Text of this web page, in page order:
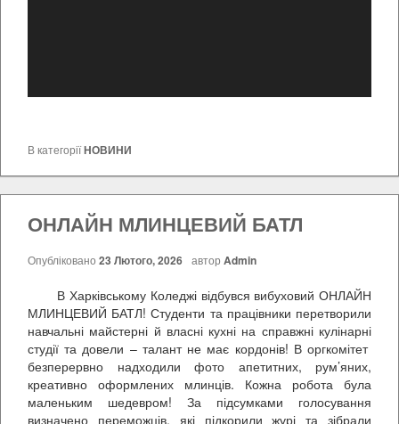
В категоріїНОВИНИ
ОНЛАЙН МЛИНЦЕВИЙ БАТЛ
Опубліковано 23 Лютого, 2026 автор Admin
В Харківському Коледжі відбувся вибуховий ОНЛАЙН
МЛИНЦЕВИЙ БАТЛ! Студенти та працівники перетворили
навчальні майстерні й власні кухні на справжні кулінарні
студії та довели – талант не має кордонів! В оргкомітет
безперервно надходили фото апетитних, рум’яних,
креативно оформлених млинців. Кожна робота була
маленьким шедевром! За підсумками голосування
визначено переможців, які підкорили журі та зібрали